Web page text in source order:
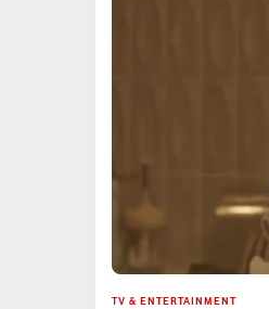
TV & ENTERTAINMENT